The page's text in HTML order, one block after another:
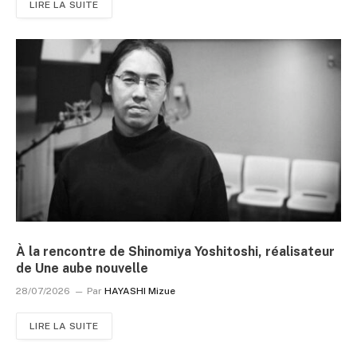
LIRE LA SUITE
À la rencontre de Shinomiya Yoshitoshi, réalisateur
de Une aube nouvelle
28/07/2026 Par HAYASHI Mizue
LIRE LA SUITE